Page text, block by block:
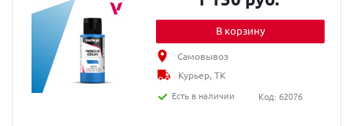
В корзину
Самовывоз
Курьер, ТК
Есть в наличии
Код: 62076